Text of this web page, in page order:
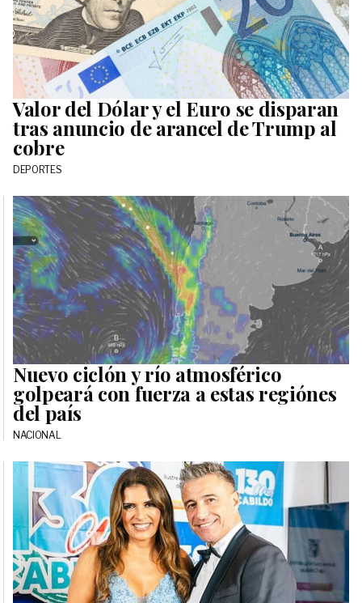
Valor del Dólar y el Euro se disparan
tras anuncio de arancel de Trump al
cobre
DEPORTES
Nuevo ciclón y río atmosférico
golpeará con fuerza a estas regiónes
del país
NACIONAL